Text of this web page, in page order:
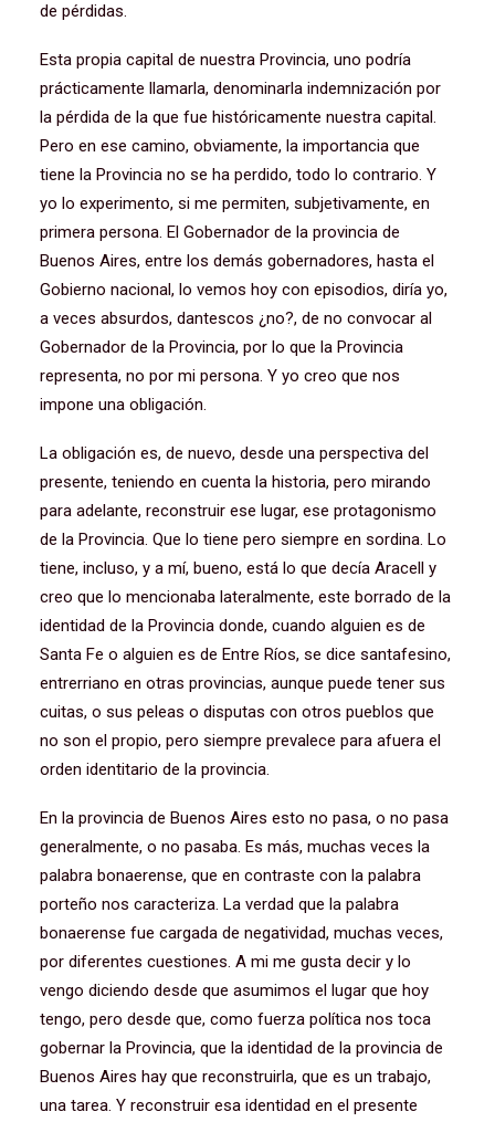
de pérdidas.
Esta propia capital de nuestra Provincia, uno podría
prácticamente llamarla, denominarla indemnización por
la pérdida de la que fue históricamente nuestra capital.
Pero en ese camino, obviamente, la importancia que
tiene la Provincia no se ha perdido, todo lo contrario. Y
yo lo experimento, si me permiten, subjetivamente, en
primera persona. El Gobernador de la provincia de
Buenos Aires, entre los demás gobernadores, hasta el
Gobierno nacional, lo vemos hoy con episodios, diría yo,
a veces absurdos, dantescos ¿no?, de no convocar al
Gobernador de la Provincia, por lo que la Provincia
representa, no por mi persona. Y yo creo que nos
impone una obligación.
La obligación es, de nuevo, desde una perspectiva del
presente, teniendo en cuenta la historia, pero mirando
para adelante, reconstruir ese lugar, ese protagonismo
de la Provincia. Que lo tiene pero siempre en sordina. Lo
tiene, incluso, y a mí, bueno, está lo que decía Aracell y
creo que lo mencionaba lateralmente, este borrado de la
identidad de la Provincia donde, cuando alguien es de
Santa Fe o alguien es de Entre Ríos, se dice santafesino,
entrerriano en otras provincias, aunque puede tener sus
cuitas, o sus peleas o disputas con otros pueblos que
no son el propio, pero siempre prevalece para afuera el
orden identitario de la provincia.
En la provincia de Buenos Aires esto no pasa, o no pasa
generalmente, o no pasaba. Es más, muchas veces la
palabra bonaerense, que en contraste con la palabra
porteño nos caracteriza. La verdad que la palabra
bonaerense fue cargada de negatividad, muchas veces,
por diferentes cuestiones. A mi me gusta decir y lo
vengo diciendo desde que asumimos el lugar que hoy
tengo, pero desde que, como fuerza política nos toca
gobernar la Provincia, que la identidad de la provincia de
Buenos Aires hay que reconstruirla, que es un trabajo,
una tarea. Y reconstruir esa identidad en el presente